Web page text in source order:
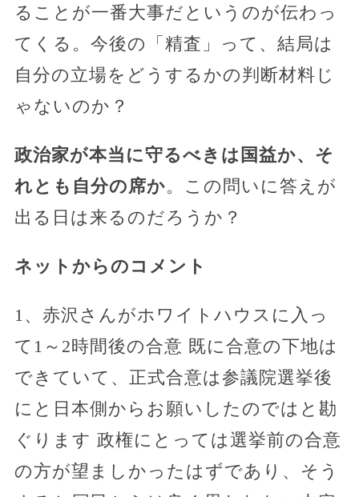
ることが一番大事だというのが伝わっ
てくる。今後の「精査」って、結局は
自分の立場をどうするかの判断材料じ
ゃないのか？
政治家が本当に守るべきは国益か、そ
れとも自分の席か。この問いに答えが
出る日は来るのだろうか？
ネットからのコメント
1、赤沢さんがホワイトハウスに入っ
て1～2時間後の合意 既に合意の下地は
できていて、正式合意は参議院選挙後
にと日本側からお願いしたのではと勘
ぐります 政権にとっては選挙前の合意
の方が望ましかったはずであり、そう